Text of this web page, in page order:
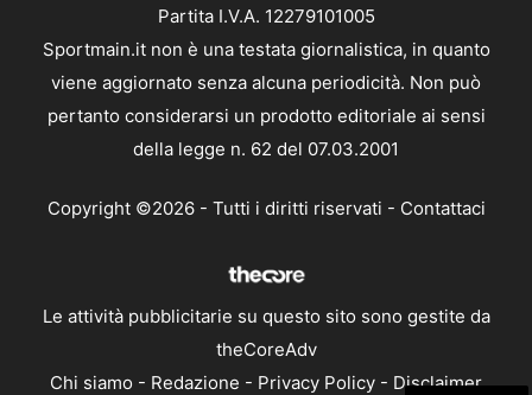
Partita I.V.A. 12279101005
Sportmain.it non è una testata giornalistica, in quanto
viene aggiornato senza alcuna periodicità. Non può
pertanto considerarsi un prodotto editoriale ai sensi
della legge n. 62 del 07.03.2001
Copyright ©2026 - Tutti i diritti riservati - Contattaci
Le attività pubblicitarie su questo sito sono gestite da
theCoreAdv
Chi siamo - Redazione - Privacy Policy - Disclaimer